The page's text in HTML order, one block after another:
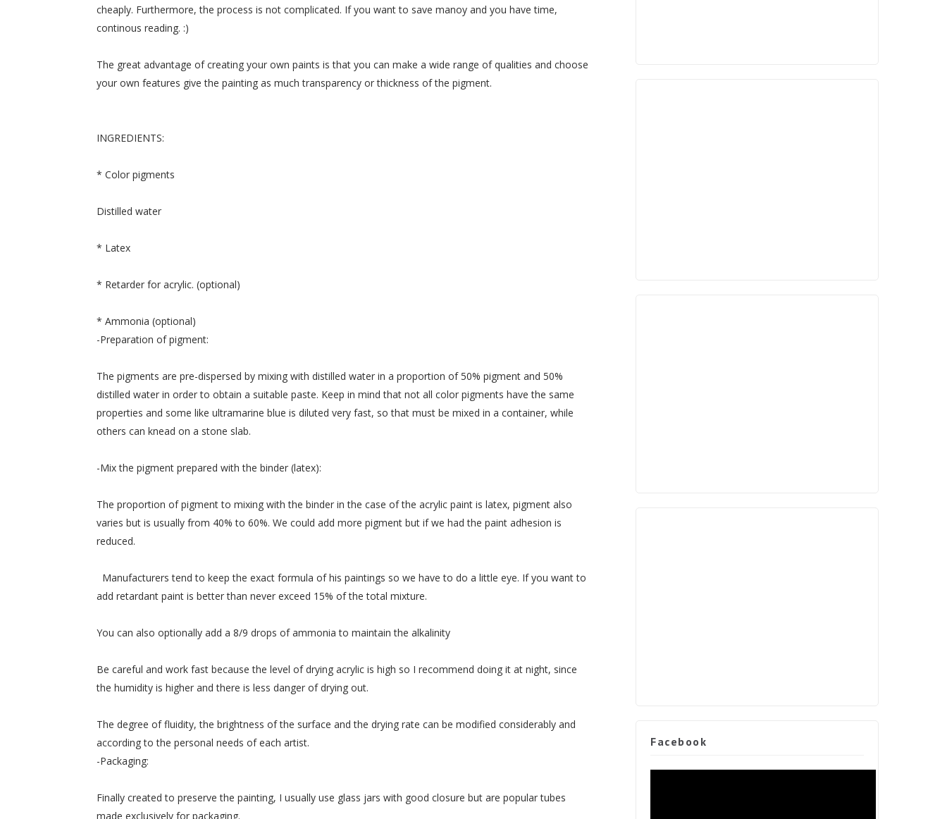
cheaply. Furthermore, the process is not complicated. If you want to save manoy and you have time,
continous reading. :)
The great advantage of creating your own paints is that you can make a wide range of qualities and choose
your own features give the painting as much transparency or thickness of the pigment.
INGREDIENTS:
* Color pigments
Distilled water
* Latex
* Retarder for acrylic. (optional)
* Ammonia (optional)
-Preparation of pigment:
The pigments are pre-dispersed by mixing with distilled water in a proportion of 50% pigment and 50%
distilled water in order to obtain a suitable paste. Keep in mind that not all color pigments have the same
properties and some like ultramarine blue is diluted very fast, so that must be mixed in a container, while
others can knead on a stone slab.
-Mix the pigment prepared with the binder (latex):
The proportion of pigment to mixing with the binder in the case of the acrylic paint is latex, pigment also
varies but is usually from 40% to 60%. We could add more pigment but if we had the paint adhesion is
reduced.
Manufacturers tend to keep the exact formula of his paintings so we have to do a little eye. If you want to
add retardant paint is better than never exceed 15% of the total mixture.
You can also optionally add a 8/9 drops of ammonia to maintain the alkalinity
Be careful and work fast because the level of drying acrylic is high so I recommend doing it at night, since
the humidity is higher and there is less danger of drying out.
The degree of fluidity, the brightness of the surface and the drying rate can be modified considerably and
according to the personal needs of each artist.
-Packaging:
Finally created to preserve the painting, I usually use glass jars with good closure but are popular tubes
made ​​exclusively for packaging.
Facebook